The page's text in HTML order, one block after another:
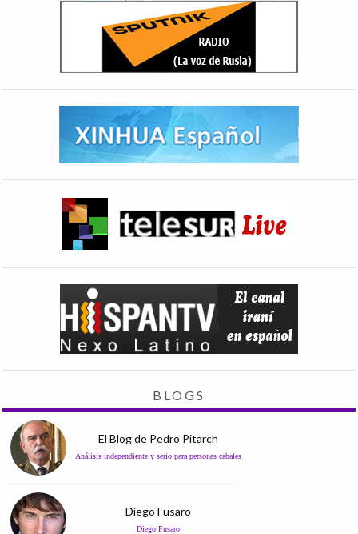
BLOGS
El Blog de Pedro Pitarch
Análisis independiente y serio para personas cabales
Diego Fusaro
Diego Fusaro